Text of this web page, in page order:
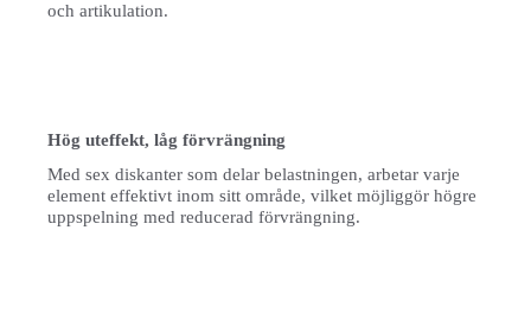
och artikulation.
Hög uteffekt, låg förvrängning
Med sex diskanter som delar belastningen, arbetar varje
element effektivt inom sitt område, vilket möjliggör högre
uppspelning med reducerad förvrängning.